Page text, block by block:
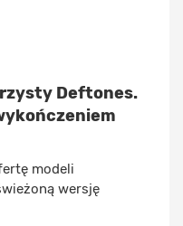
Deftones.
modeli
wersję